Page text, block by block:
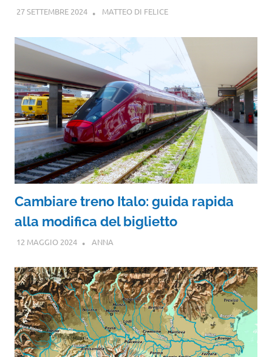
27 SETTEMBRE 2024 MATTEO DI FELICE
Cambiare treno Italo: guida rapida
alla modifica del biglietto
12 MAGGIO 2024 ANNA